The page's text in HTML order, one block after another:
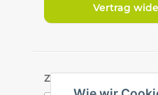
Vertrag
Zahlungsarten